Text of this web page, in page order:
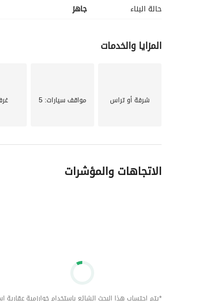
حالة البناء
جاهز
المزايا والخدمات
شرفة أو تراس مواقف سيارات: 5
الاتجاهات والمؤشرات
*يتم احتساب هذا البحث الشائع باستخدام خوارزمية عقارية